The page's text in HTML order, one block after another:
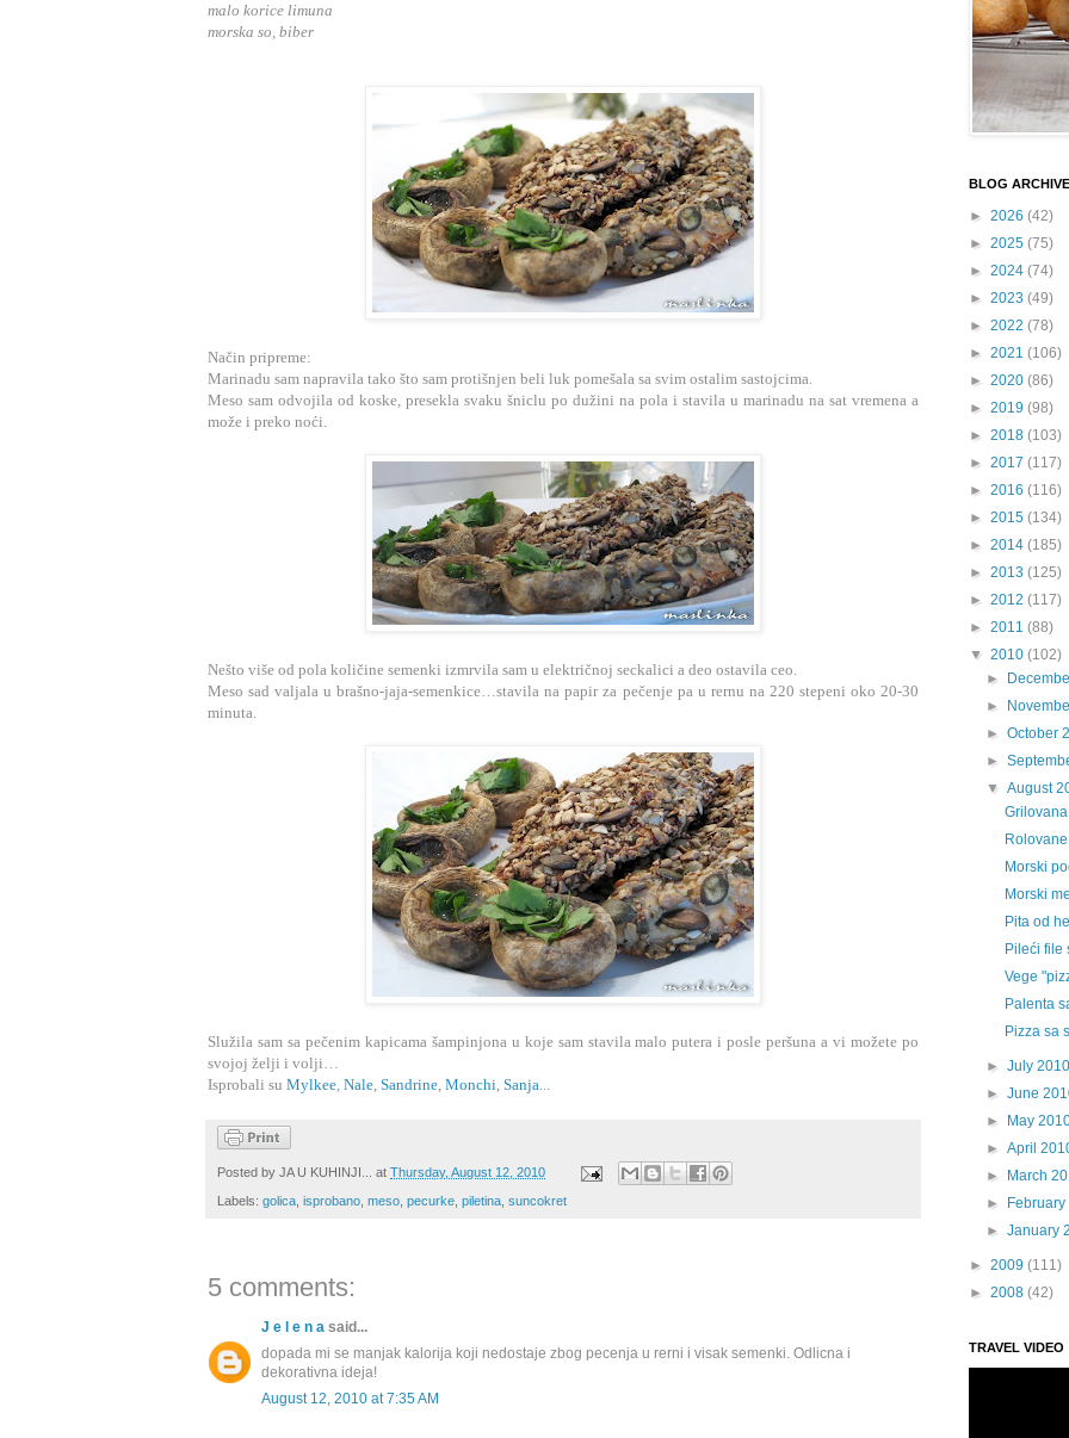
malo korice limuna
morska so, biber
Način pripreme:
Marinadu sam napravila tako što sam protišnjen beli luk pomešala sa svim ostalim sastojcima.
Meso sam odvojila od koske, presekla svaku šniclu po dužini na pola i stavila u marinadu na sat vremena a
može i preko noći.
Nešto više od pola količine semenki izmrvila sam u električnoj seckalici a deo ostavila ceo.
Meso sad valjala u brašno-jaja-semenkice…stavila na papir za pečenje pa u rernu na 220 stepeni oko 20-30
minuta.
Služila sam sa pečenim kapicama šampinjona u koje sam stavila malo putera i posle peršuna a vi možete po
svojoj želji i volji…
Isprobali su Mylkee, Nale, Sandrine, Monchi, Sanja...
Posted by JA U KUHINJI... at Thursday, August 12, 2010
Labels: golica, isprobano, meso, pecurke, piletina, suncokret
5 comments:
J e l e n a said...
dopada mi se manjak kalorija koji nedostaje zbog pecenja u rerni i visak semenki. Odlicna i
dekorativna ideja!
August 12, 2010 at 7:35 AM
BLOG ARCHIVE
► 2026 (42)
► 2025 (75)
► 2024 (74)
► 2023 (49)
► 2022 (78)
► 2021 (106)
► 2020 (86)
► 2019 (98)
► 2018 (103)
► 2017 (117)
► 2016 (116)
► 2015 (134)
► 2014 (185)
► 2013 (125)
► 2012 (117)
► 2011 (88)
▼ 2010 (102)
►
►
►October
►
▼ August
Morski
Morski
Pita od
Pileći file
Vege
Palenta
Pizza sa
►July
►June
►
May
►April
►
March
►
►January
► 2009 (111)
► 2008 (42)
TRAVEL VIDEO